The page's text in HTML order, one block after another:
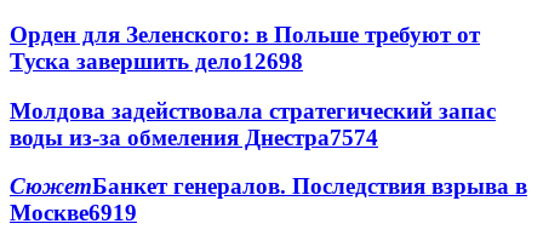
Орден для Зеленского: в Польше требуют от
Туска завершить дело12698
Молдова задействовала стратегический запас
воды из-за обмеления Днестра7574
СюжетБанкет генералов. Последствия взрыва в
Москве6919